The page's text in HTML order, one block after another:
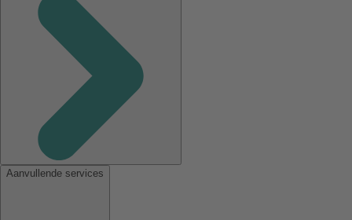
Aanvullende services